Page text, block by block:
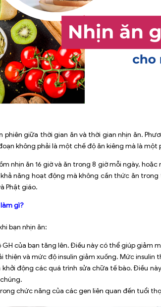
giữa thời gian ăn và thời gian nhịn ăn.
không phải là một chế độ ăn kiêng mà là một
nhịn ăn 16 giờ và ăn trong 8 giờ mỗi ngày,
năng hoạt động mà không cần thức ăn
Phật giáo.
gì?
bạn nhịn ăn:
của bạn tăng lên. Điều này có thể giúp giảm
thiện và mức độ insulin giảm xuống. Mức
động các quá trình sửa chữa tế bào. Điều
chức năng của các gen liên quan đến tuổi